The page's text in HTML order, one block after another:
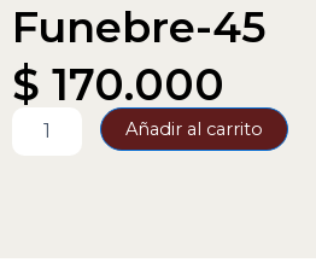
Funebre-45
$ 170.000
Añadir al carrito